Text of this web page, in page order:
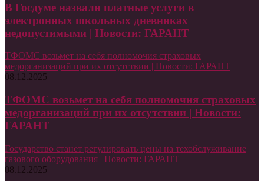
В Госдуме назвали платные услуги в
электронных школьных дневниках
недопустимыми | Новости: ГАРАНТ
ТФОМС возьмет на себя полномочия страховых
медорганизаций при их отсутствии | Новости: ГАРАНТ
08.12.2025
ТФОМС возьмет на себя полномочия страховых
медорганизаций при их отсутствии | Новости:
ГАРАНТ
Государство станет регулировать цены на техобслуживание
газового оборудования | Новости: ГАРАНТ
08.12.2025